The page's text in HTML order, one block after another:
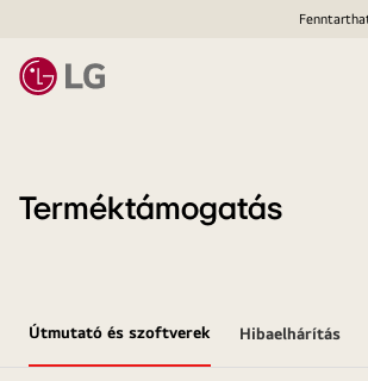
Terméktámogatás
Útmutató és szoftverek Hibaelhárítás